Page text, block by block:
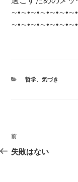
カ
哲学、 気づき
投
稿
前
の
前
失敗はない